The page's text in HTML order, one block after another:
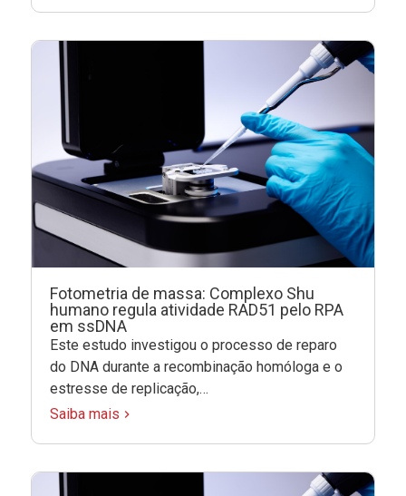
Fotometria de massa: Complexo Shu
humano regula atividade RAD51 pelo RPA
em ssDNA
Este estudo investigou o processo de reparo
do DNA durante a recombinação homóloga e o
estresse de replicação,…
Saiba mais